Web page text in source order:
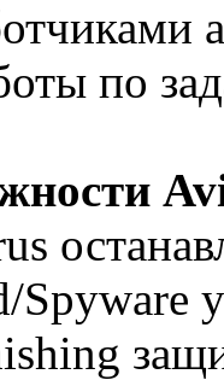
по